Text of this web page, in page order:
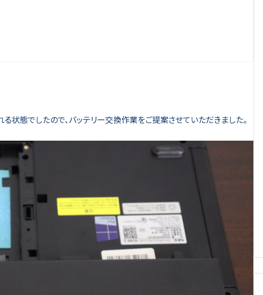
状態でしたので、バッテリー交換作業をご提案させていただきました。